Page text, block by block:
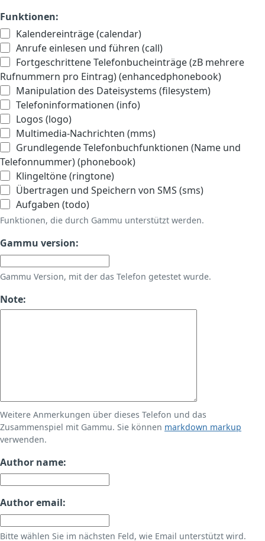
Funktionen:
Kalendereinträge (calendar)
Anrufe einlesen und führen (call)
Fortgeschrittene Telefonbucheinträge (zB mehrere
Rufnummern pro Eintrag) (enhancedphonebook)
Manipulation des Dateisystems (filesystem)
Telefoninformationen (info)
Logos (logo)
Multimedia-Nachrichten (mms)
Grundlegende Telefonbuchfunktionen (Name und
Telefonnummer) (phonebook)
Klingeltöne (ringtone)
Übertragen und Speichern von SMS (sms)
Aufgaben (todo)
Funktionen, die durch Gammu unterstützt werden.
Gammu version:
Gammu Version, mit der das Telefon getestet wurde.
Note:
Weitere Anmerkungen über dieses Telefon und das
Zusammenspiel mit Gammu. Sie können markdown markup
verwenden.
Author name:
Author email:
Bitte wählen Sie im nächsten Feld, wie Email unterstützt wird.